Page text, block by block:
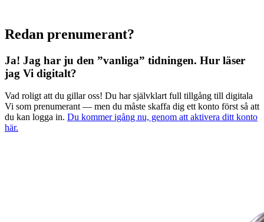
Redan prenumerant?
Ja! Jag har ju den ”vanliga” tidningen. Hur läser
jag Vi digitalt?
Vad roligt att du gillar oss! Du har självklart full tillgång till digitala
Vi som prenumerant — men du måste skaffa dig ett konto först så att
du kan logga in. Du kommer igång nu, genom att aktivera ditt konto
här.